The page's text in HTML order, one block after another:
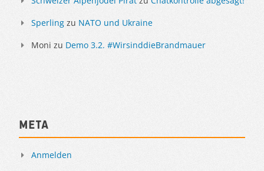
Sperling zu NATO und Ukraine
Moni zu Demo 3.2. #WirsinddieBrandmauer
Meta
Anmelden